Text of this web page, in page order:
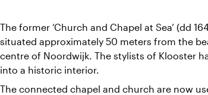
The former ‘Church and Chapel at Sea’ (dd
situated approximately 50 meters from the
centre of Noordwijk. The stylists of Klooster
into a historic interior.
The connected chapel and church are now